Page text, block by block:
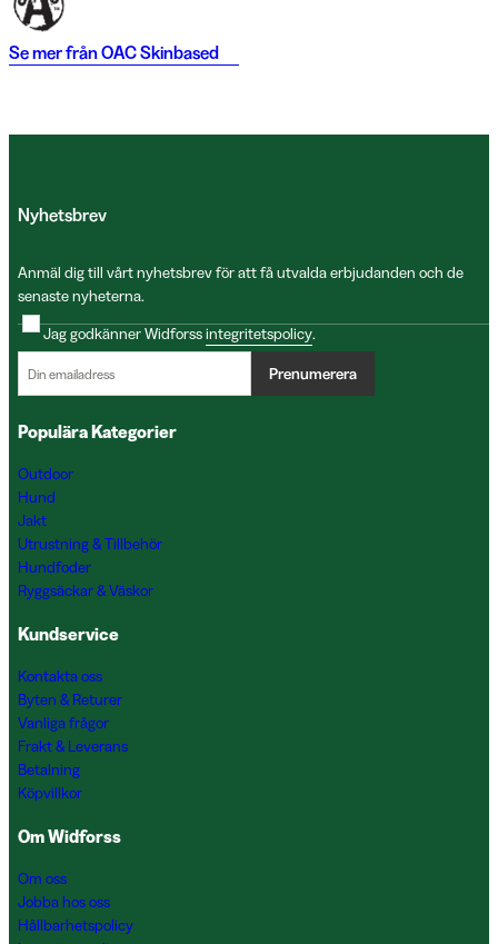
Se mer frånOAC Skinbased
Nyhetsbrev
Anmäl dig till vårt nyhetsbrev för att få utvalda erbjudanden och de
senaste nyheterna.
Jag godkänner Widforssintegritetspolicy.
Prenumerera
Populära Kategorier
Outdoor
Hund
Jakt
Utrustning & Tillbehör
Hundfoder
Ryggsäckar & Väskor
Kundservice
Kontakta oss
Byten & Returer
Vanliga frågor
Frakt & Leverans
Betalning
Köpvillkor
Om Widforss
Om oss
Jobba hos oss
Hållbarhetspolicy